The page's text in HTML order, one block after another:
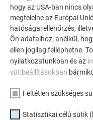
A két fiatal építész
ha figyelembe vesszük,
pályájuk. Kuhn egy
Neff pedig egy kisebb
az építési koordináció
Elmondása szerint
amiért beleláthatott a
Amiben azonban
az elv, miszerint az
hogy az USA-ban nincs
megfelelne az Európai
hatóságai ellenőrzés,
Ön adataihoz, anélkül,
ellen jogilag felléphetne.
nyilatkozatunkban és az
sütibeállításokban
Feltétlen szükséges
Statisztikai célú sütik